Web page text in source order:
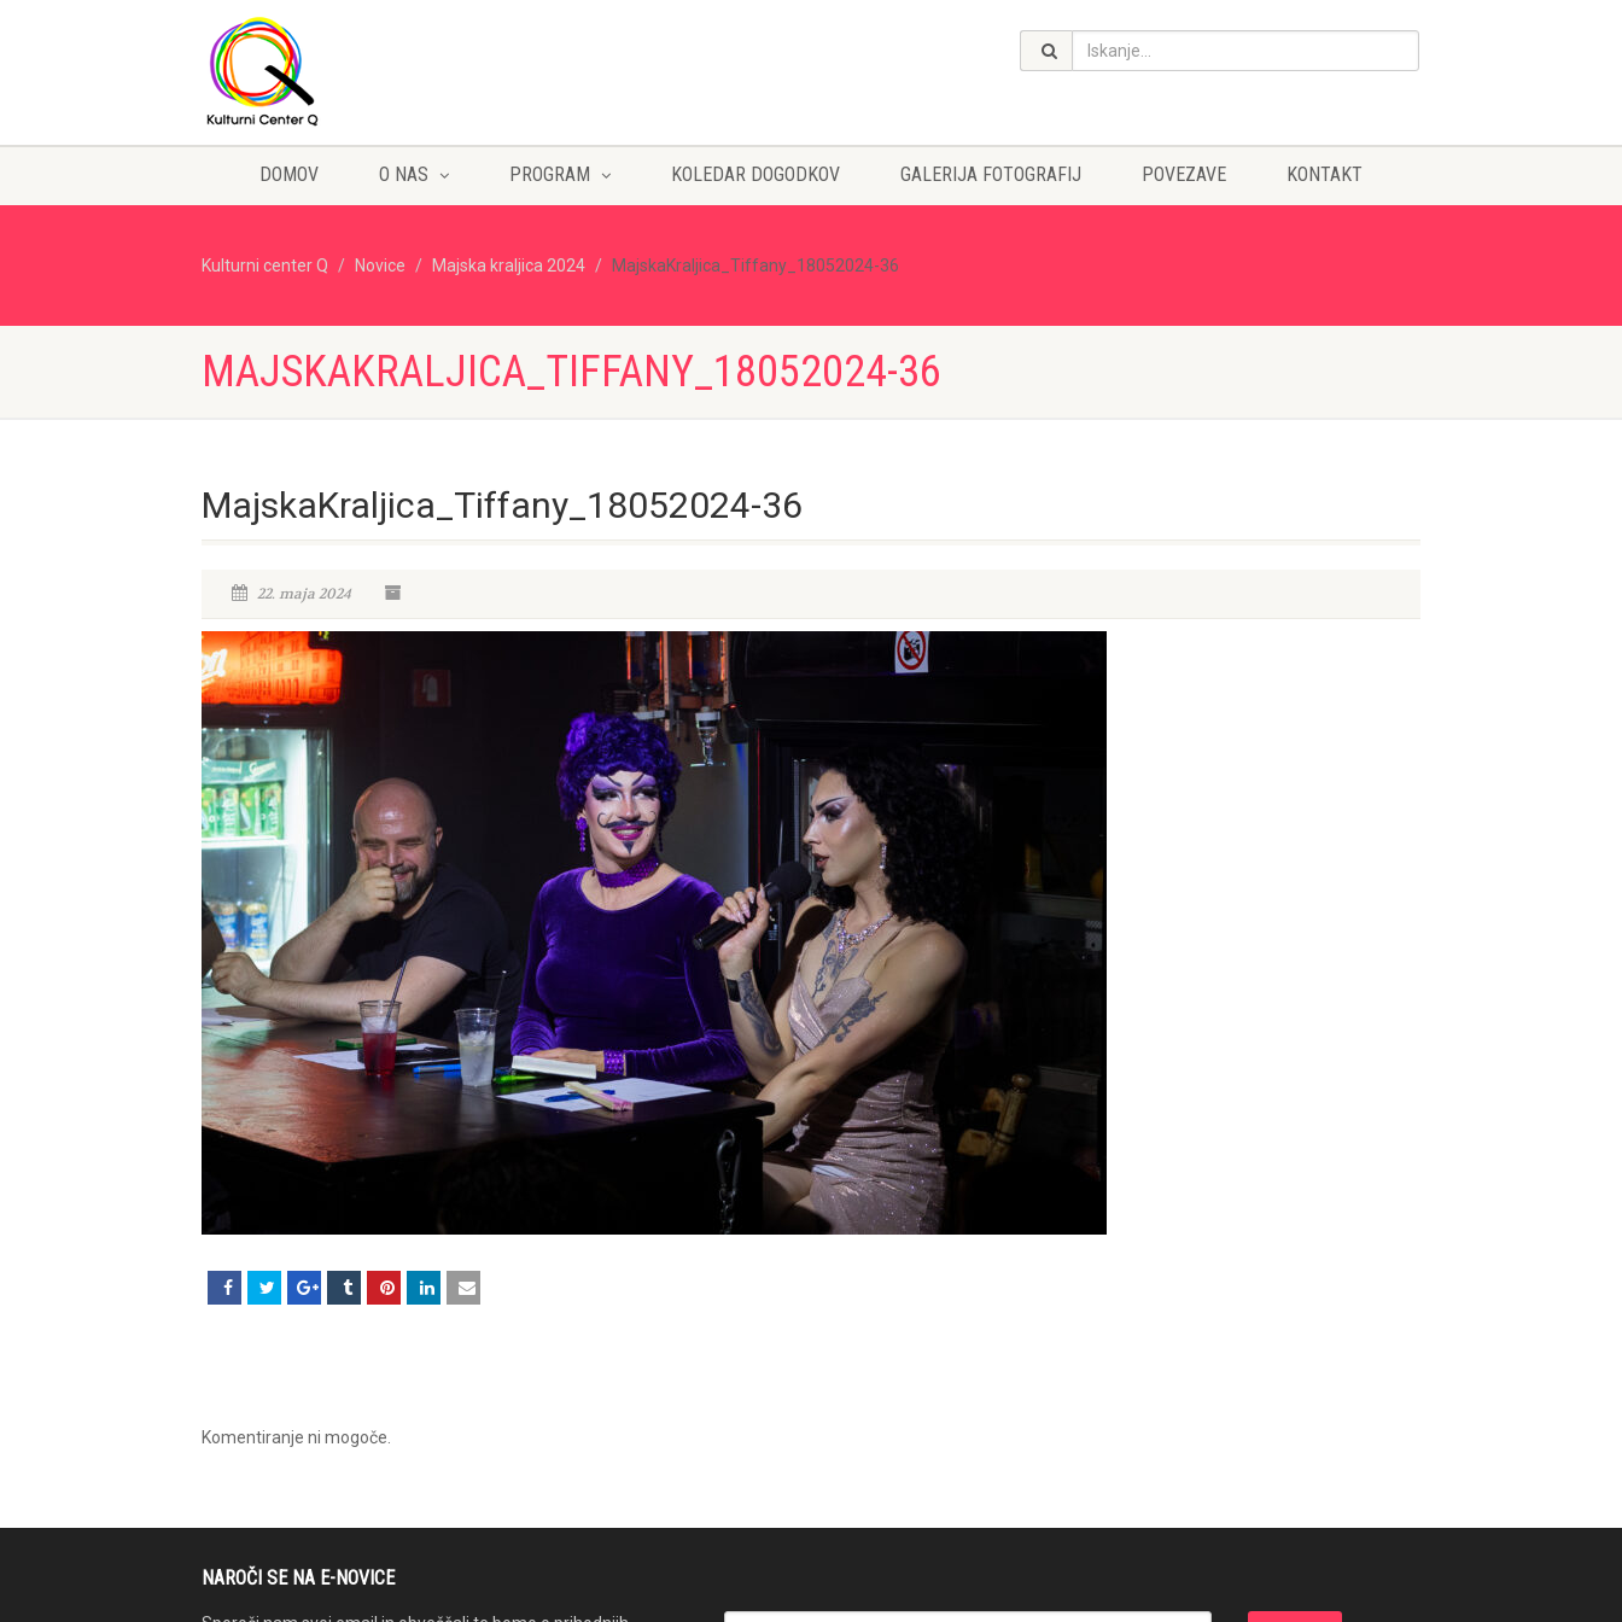
DOMOV O NAS PROGRAM KOLEDAR DOGODKOV GALERIJA FOTOGRAFIJ POVEZAVE KONTAKT
Kulturni center Q Novice Majska kraljica 2024 MajskaKraljica_Tiffany_18052024-36
MAJSKAKRALJICA_TIFFANY_18052024-36
MajskaKraljica_Tiffany_18052024-36
22. maja 2024
Komentiranje ni mogoče.
NAROČI SE NA E-NOVICE